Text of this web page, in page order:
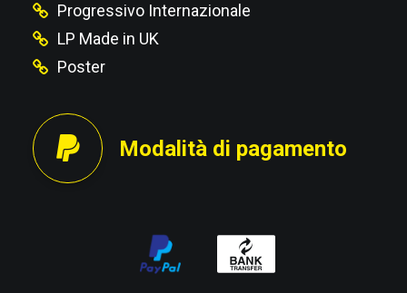
Progressivo Internazionale
LP Made in UK
Poster
Modalità di pagamento